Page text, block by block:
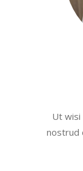
Ut wisi
nostrud